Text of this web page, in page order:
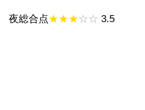
夜総合点★★★☆☆ 3.5